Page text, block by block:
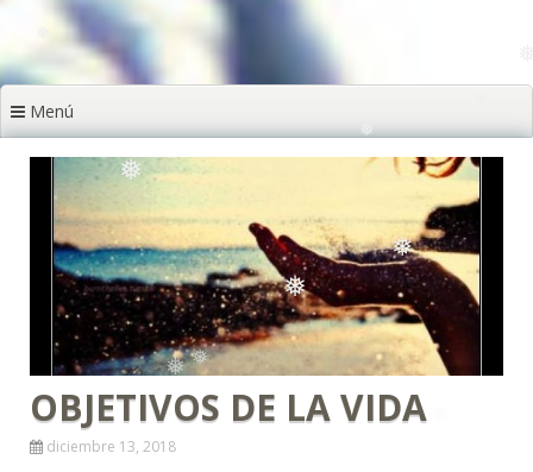
❅
❅
❅
❅
❅
❅
❅
Menú
OBJETIVOS DE LA VIDA
diciembre 13, 2018